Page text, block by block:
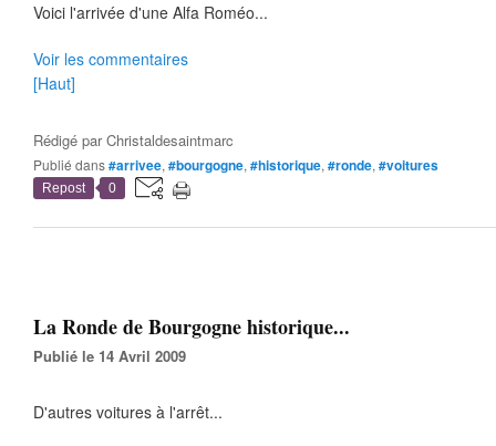
Voici l'arrivée d'une Alfa Roméo...
Voir les commentaires
[Haut]
Rédigé parChristaldesaintmarc
Publié dans#arrivee, #bourgogne, #historique, #ronde, #voitures
Repost 0
La Ronde de Bourgogne historique...
Publié le 14 Avril 2009
D'autres voitures à l'arrêt...